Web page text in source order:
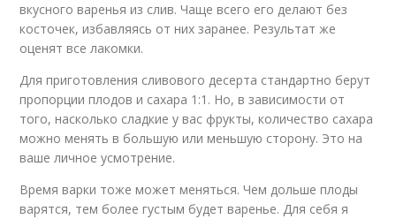
вкусного варенья из слив. Чаще всего его делают без
косточек, избавляясь от них заранее. Результат же
оценят все лакомки.
Для приготовления сливового десерта стандартно берут
пропорции плодов и сахара 1:1. Но, в зависимости от
того, насколько сладкие у вас фрукты, количество сахара
можно менять в большую или меньшую сторону. Это на
ваше личное усмотрение.
Время варки тоже может меняться. Чем дольше плоды
варятся, тем более густым будет варенье. Для себя я